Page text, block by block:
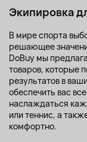
Экипировка
В мире спорта
решающее
DoBuy мы
товаров, которые
результатов в
обеспечить вас
наслаждаться
или теннис, а
комфортно.